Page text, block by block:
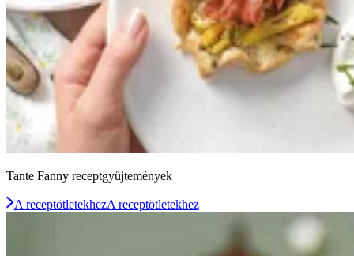
Tante Fanny receptgyűjtemények
A receptötletekhezA receptötletekhez